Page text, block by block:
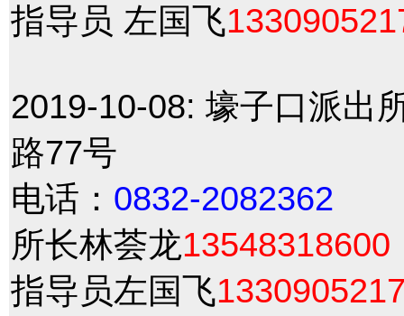
指导员 左国飞
2019-10-08: 壕子口派出
路77号
电话： 0832-2082362
所长林荟龙13548318600
指导员左国飞